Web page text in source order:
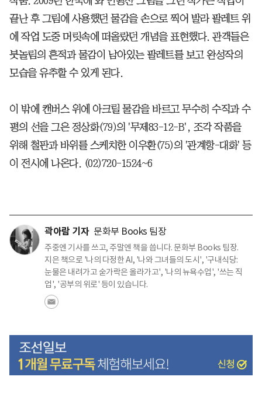
끝난 후 그림에 사용했던 물감을 손으로 찍어 발라 팔레트 위
에 작업 도중 머릿속에 떠올랐던 개념을 표현했다. 관객들은
붓놀림의 흔적과 물감이 남아있는 팔레트를 보고 완성작의
모습을 유추할 수 있게 된다.
이 밖에 캔버스 위에 아크릴 물감을 바르고 무수히 수직과 수
평의 선을 그은 정상화(79)의 '무제83-12-B', 조각 작품을
위해 철판과 바위를 스케치한 이우환(75)의 '관계항-대화' 등
이 전시에 나온다. (02)720-1524~6
곽아람 기자 문화부 Books 팀장
주중엔 기사를 쓰고, 주말엔 책을 씁니다. 문화부 Books 팀장.
지은 책으로 '나의 다정한 AI, '나와 그녀들의 도시', '구내식당:
눈물은 내려가고 숟가락은 올라가고', '나의 뉴욕수업', '쓰는 직
업', '공부의 위로' 등이 있습니다.